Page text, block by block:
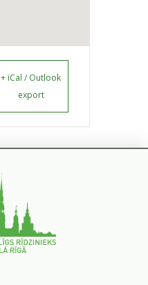
+ iCal / Outlook
export